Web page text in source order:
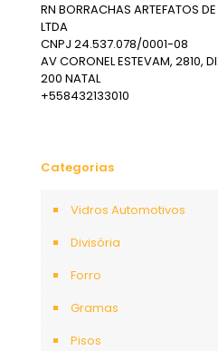
RN BORRACHAS ARTEFATOS
LTDA
CNPJ 24.537.078/0001-08
AV CORONEL ESTEVAM, 2810,
200 NATAL
+558432133010
Categorias
Vidros Automotivos
Divisória
Forro
Gramas
Pisos